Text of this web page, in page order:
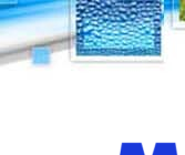
Direkt zum Seiteninhalt